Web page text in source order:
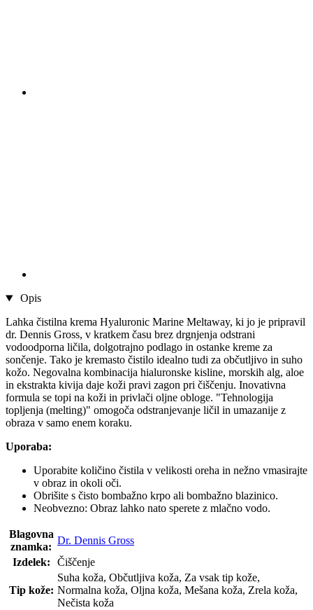
Opis
Lahka čistilna krema Hyaluronic Marine Meltaway, ki jo je pripravil
dr. Dennis Gross, v kratkem času brez drgnjenja odstrani
vodoodporna ličila, dolgotrajno podlago in ostanke kreme za
sončenje. Tako je kremasto čistilo idealno tudi za občutljivo in suho
kožo. Negovalna kombinacija hialuronske kisline, morskih alg, aloe
in ekstrakta kivija daje koži pravi zagon pri čiščenju. Inovativna
formula se topi na koži in privlači oljne obloge. "Tehnologija
topljenja (melting)" omogoča odstranjevanje ličil in umazanije z
obraza v samo enem koraku.
Uporaba:
Uporabite količino čistila v velikosti oreha in nežno vmasirajte
v obraz in okoli oči.
Obrišite s čisto bombažno krpo ali bombažno blazinico.
Neobvezno: Obraz lahko nato sperete z mlačno vodo.
Blagovna
znamka:
Dr. Dennis Gross
Izdelek:
Čiščenje
Tip kože:
Suha koža, Občutljiva koža, Za vsak tip kože,
Normalna koža, Oljna koža, Mešana koža, Zrela koža,
Nečista koža